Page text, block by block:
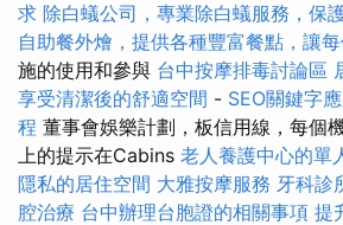
求 除白蟻公司，專業除白蟻服務，保
自助餐外燴，提供各種豐富餐點，讓
施的使用和參與 台中按摩排毒討論區
享受清潔後的舒適空間 - SEO關鍵字
程 董事會娛樂計劃，板信用線，每個
上的提示在Cabins 老人養護中心的單
隱私的居住空間 大雅按摩服務 牙科診
腔治療 台中辦理台胞證的相關事項 提